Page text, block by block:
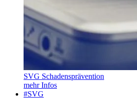
SVG Schadensprävention
mehr Infos
#SVG